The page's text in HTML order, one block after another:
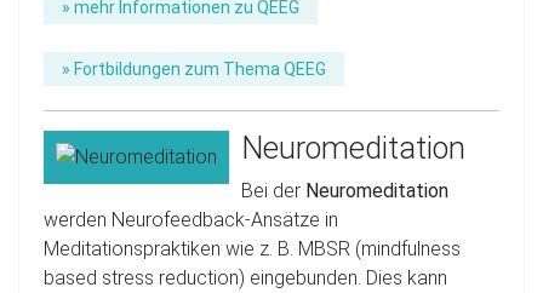
» mehr Informationen zu QEEG
» Fortbildungen zum Thema QEEG
Neuromeditation
Bei der Neuromeditation
werden Neurofeedback-Ansätze in
Meditationspraktiken wie z. B. MBSR (mindfulness
based stress reduction) eingebunden. Dies kann